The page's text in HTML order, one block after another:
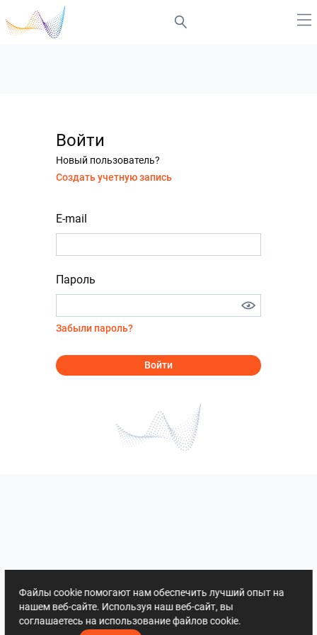
Войти
Новый пользователь?
Создать учетную запись
E-mail
Пароль
Забыли пароль?
Войти
Файлы cookie помогают нам обеспечить лучший опыт на
нашем веб-сайте. Используя наш веб-сайт, вы
соглашаетесь на использование файлов cookie.